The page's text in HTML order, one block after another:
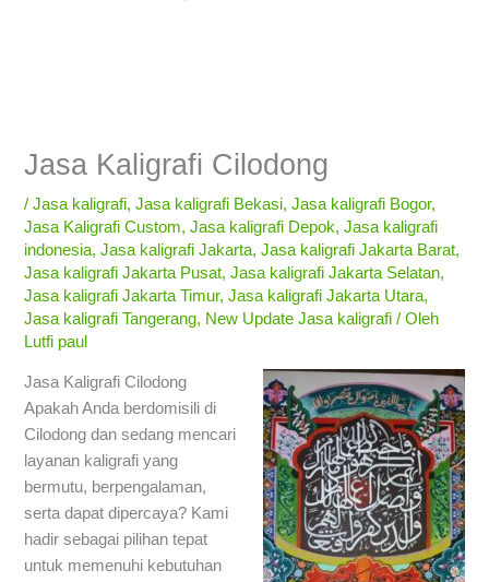
Jasa Kaligrafi Cilodong
/Jasa kaligrafi,Jasa kaligrafi Bekasi,Jasa kaligrafi Bogor,
Jasa Kaligrafi Custom,Jasa kaligrafi Depok,Jasa kaligrafi
indonesia,Jasa kaligrafi Jakarta,Jasa kaligrafi Jakarta Barat,
Jasa kaligrafi Jakarta Pusat,Jasa kaligrafi Jakarta Selatan,
Jasa kaligrafi Jakarta Timur,Jasa kaligrafi Jakarta Utara,
Jasa kaligrafi Tangerang, New Update Jasa kaligrafi / Oleh
Lutfi paul
Jasa Kaligrafi Cilodong
Apakah Anda berdomisili di
Cilodong dan sedang mencari
layanan kaligrafi yang
bermutu, berpengalaman,
serta dapat dipercaya? Kami
hadir sebagai pilihan tepat
untuk memenuhi kebutuhan